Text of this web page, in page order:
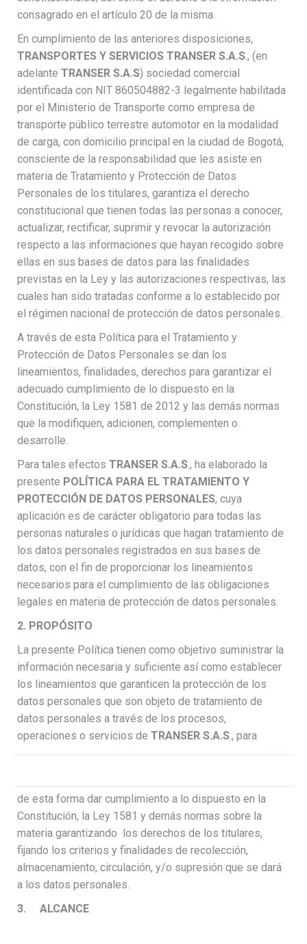
consagrado en el artículo 20 de la misma.
En cumplimiento de las anteriores disposiciones,
TRANSPORTES Y SERVICIOS TRANSER S.A.S., (en
adelante TRANSER S.A.S) sociedad comercial
identificada con NIT 860504882-3 legalmente habilitada
por el Ministerio de Transporte como empresa de
transporte público terrestre automotor en la modalidad
de carga, con domicilio principal en la ciudad de Bogotá,
consciente de la responsabilidad que les asiste en
materia de Tratamiento y Protección de Datos
Personales de los titulares, garantiza el derecho
constitucional que tienen todas las personas a conocer,
actualizar, rectificar, suprimir y revocar la autorización
respecto a las informaciones que hayan recogido sobre
ellas en sus bases de datos para las finalidades
previstas en la Ley y las autorizaciones respectivas, las
cuales han sido tratadas conforme a lo establecido por
el régimen nacional de protección de datos personales.
A través de esta Política para el Tratamiento y
Protección de Datos Personales se dan los
lineamientos, finalidades, derechos para garantizar el
adecuado cumplimiento de lo dispuesto en la
Constitución, la Ley 1581 de 2012 y las demás normas
que la modifiquen, adicionen, complementen o
desarrolle.
Para tales efectos TRANSER S.A.S., ha elaborado la
presente POLÍTICA PARA EL TRATAMIENTO Y
PROTECCIÓN DE DATOS PERSONALES, cuya
aplicación es de carácter obligatorio para todas las
personas naturales o jurídicas que hagan tratamiento de
los datos personales registrados en sus bases de
datos, con el fin de proporcionar los lineamientos
necesarios para el cumplimiento de las obligaciones
legales en materia de protección de datos personales.
2. PROPÓSITO
La presente Política tienen como objetivo suministrar la
información necesaria y suficiente así como establecer
los lineamientos que garanticen la protección de los
datos personales que son objeto de tratamiento de
datos personales a través de los procesos,
operaciones o servicios de TRANSER S.A.S., para
de esta forma dar cumplimiento a lo dispuesto en la
Constitución, la Ley 1581 y demás normas sobre la
materia garantizando los derechos de los titulares,
fijando los criterios y finalidades de recolección,
almacenamiento, circulación, y/o supresión que se dará
a los datos personales.
3. ALCANCE